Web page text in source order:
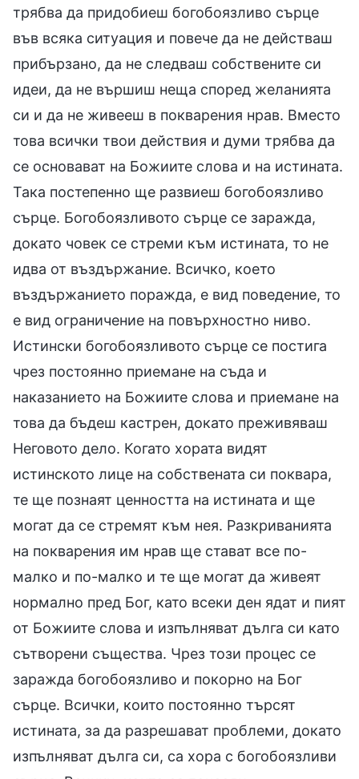
трябва да придобиеш богобоязливо сърце
във всяка ситуация и повече да не действаш
прибързано, да не следваш собствените си
идеи, да не вършиш неща според желанията
си и да не живееш в покварения нрав. Вместо
това всички твои действия и думи трябва да
се основават на Божиите слова и на истината.
Така постепенно ще развиеш богобоязливо
сърце. Богобоязливото сърце се заражда,
докато човек се стреми към истината, то не
идва от въздържание. Всичко, което
въздържанието поражда, е вид поведение, то
е вид ограничение на повърхностно ниво.
Истински богобоязливото сърце се постига
чрез постоянно приемане на съда и
наказанието на Божиите слова и приемане на
това да бъдеш кастрен, докато преживяваш
Неговото дело. Когато хората видят
истинското лице на собствената си поквара,
те ще познаят ценността на истината и ще
могат да се стремят към нея. Разкриванията
на покварения им нрав ще стават все по-
малко и по-малко и те ще могат да живеят
нормално пред Бог, като всеки ден ядат и пият
от Божиите слова и изпълняват дълга си като
сътворени същества. Чрез този процес се
заражда богобоязливо и покорно на Бог
сърце. Всички, които постоянно търсят
истината, за да разрешават проблеми, докато
изпълняват дълга си, са хора с богобоязливи